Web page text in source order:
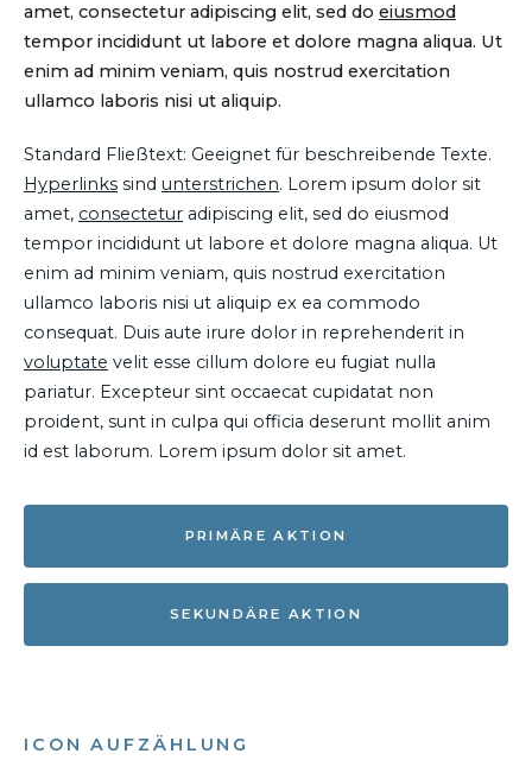
amet, consectetur adipiscing elit, sed do eiusmod
tempor incididunt ut labore et dolore magna aliqua. Ut
enim ad minim veniam, quis nostrud exercitation
ullamco laboris nisi ut aliquip.
Standard Fließtext: Geeignet für beschreibende Texte.
Hyperlinks sind unterstrichen. Lorem ipsum dolor sit
amet, consectetur adipiscing elit, sed do eiusmod
tempor incididunt ut labore et dolore magna aliqua. Ut
enim ad minim veniam, quis nostrud exercitation
ullamco laboris nisi ut aliquip ex ea commodo
consequat. Duis aute irure dolor in reprehenderit in
voluptate velit esse cillum dolore eu fugiat nulla
pariatur. Excepteur sint occaecat cupidatat non
proident, sunt in culpa qui officia deserunt mollit anim
id est laborum. Lorem ipsum dolor sit amet.
PRIMÄRE AKTION
SEKUNDÄRE AKTION
ICON AUFZÄHLUNG